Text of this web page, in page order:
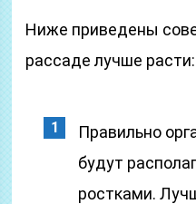
Ниже приведены
рассаде лучше расти:
Правильно
будут
ростками.